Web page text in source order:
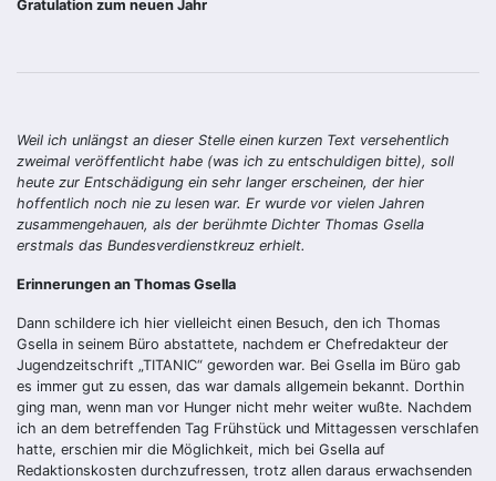
Gratulation zum neuen Jahr
Weil ich unlängst an dieser Stelle einen kurzen Text versehentlich
zweimal veröffentlicht habe (was ich zu entschuldigen bitte), soll
heute zur Entschädigung ein sehr langer erscheinen, der hier
hoffentlich noch nie zu lesen war. Er wurde vor vielen Jahren
zusammengehauen, als der berühmte Dichter Thomas Gsella
erstmals das Bundesverdienstkreuz erhielt.
Erinnerungen an Thomas Gsella
Dann schildere ich hier vielleicht einen Besuch, den ich Thomas
Gsella in seinem Büro abstattete, nachdem er Chefredakteur der
Jugendzeitschrift „TITANIC“ geworden war. Bei Gsella im Büro gab
es immer gut zu essen, das war damals allgemein bekannt. Dorthin
ging man, wenn man vor Hunger nicht mehr weiter wußte. Nachdem
ich an dem betreffenden Tag Frühstück und Mittagessen verschlafen
hatte, erschien mir die Möglichkeit, mich bei Gsella auf
Redaktionskosten durchzufressen, trotz allen daraus erwachsenden